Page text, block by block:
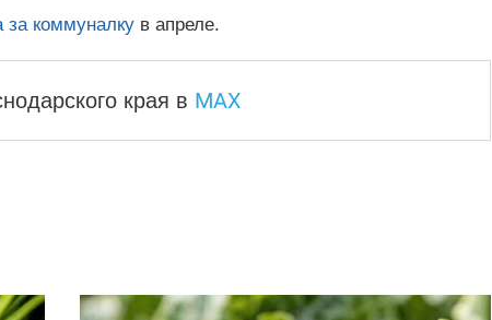
за коммуналкув апреле.
края в MAX